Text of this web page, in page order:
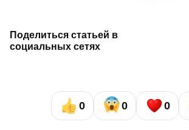
Поделиться статьей в
социальных сетях
0 0 0